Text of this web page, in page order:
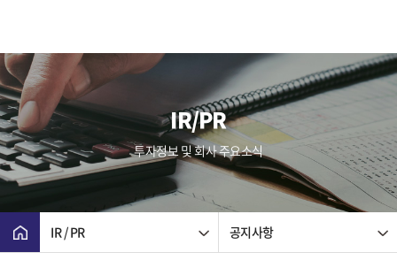
IR/PR
투자정보 및 회사 주요소식
IR / PR 공지사항